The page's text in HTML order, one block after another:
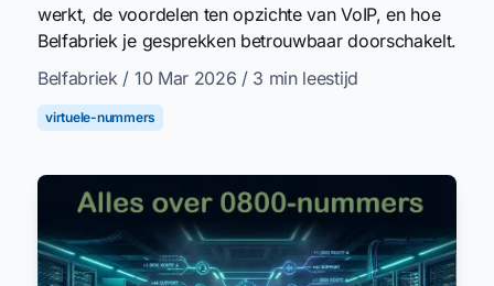
werkt, de voordelen ten opzichte van VoIP, en hoe
Belfabriek je gesprekken betrouwbaar doorschakelt.
Belfabriek / 10 Mar 2026 / 3 min leestijd
virtuele-nummers